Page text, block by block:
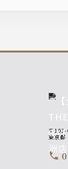
〒
東京都
call